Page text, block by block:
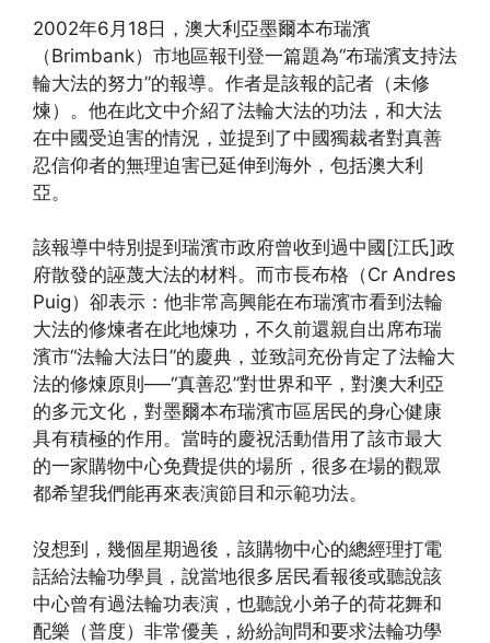
2002年6月18日，澳大利亞墨爾本布瑞濱
（Brimbank）市地區報刊登一篇題為“布瑞濱支持法
輪大法的努力”的報導。作者是該報的記者（未修
煉）。他在此文中介紹了法輪大法的功法，和大法
在中國受迫害的情況，並提到了中國獨裁者對真善
忍信仰者的無理迫害已延伸到海外，包括澳大利
亞。
該報導中特別提到瑞濱市政府曾收到過中國[江氏]政
府散發的誣蔑大法的材料。而市長布格（Cr Andres
Puig）卻表示：他非常高興能在布瑞濱市看到法輪
大法的修煉者在此地煉功，不久前還親自出席布瑞
濱市“法輪大法日”的慶典，並致詞充份肯定了法輪大
法的修煉原則──“真善忍”對世界和平，對澳大利亞
的多元文化，對墨爾本布瑞濱市區居民的身心健康
具有積極的作用。當時的慶祝活動借用了該市最大
的一家購物中心免費提供的場所，很多在場的觀眾
都希望我們能再來表演節目和示範功法。
沒想到，幾個星期過後，該購物中心的總經理打電
話給法輪功學員，說當地很多居民看報後或聽說該
中心曾有過法輪功表演，也聽說小弟子的荷花舞和
配樂（普度）非常優美，紛紛詢問和要求法輪功學